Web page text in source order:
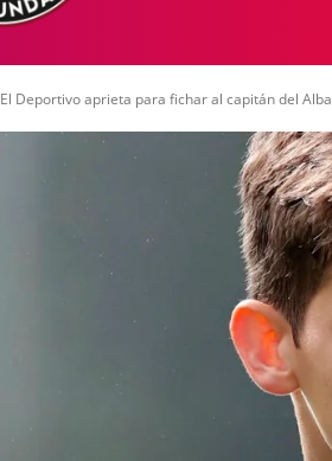
El Deportivo aprieta para fichar al capitán del Alba